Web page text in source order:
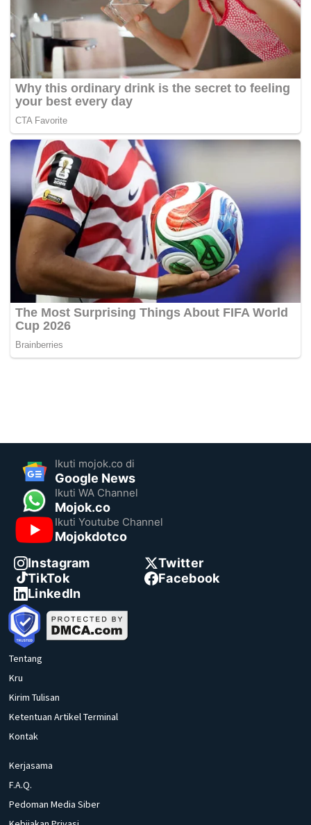
Ikuti mojok.co di
Google News
Ikuti WA Channel
Mojok.co
Ikuti Youtube Channel
Mojokdotco
Instagram
Twitter
TikTok
Facebook
LinkedIn
Tentang
Kru
Kirim Tulisan
Ketentuan Artikel Terminal
Kontak
Kerjasama
F.A.Q.
Pedoman Media Siber